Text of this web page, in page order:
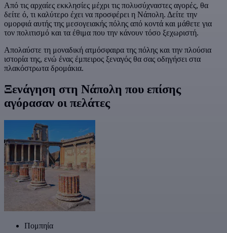
Από τις αρχαίες εκκλησίες μέχρι τις πολυσύχναστες αγορές, θα
δείτε ό, τι καλύτερο έχει να προσφέρει η Νάπολη. Δείτε την
ομορφιά αυτής της μεσογειακής πόλης από κοντά και μάθετε για
τον πολιτισμό και τα έθιμα που την κάνουν τόσο ξεχωριστή.
Απολαύστε τη μοναδική ατμόσφαιρα της πόλης και την πλούσια
ιστορία της, ενώ ένας έμπειρος ξεναγός θα σας οδηγήσει στα
πλακόστρωτα δρομάκια.
Ξενάγηση στη Νάπολη που επίσης
αγόρασαν οι πελάτες
Πομπηία